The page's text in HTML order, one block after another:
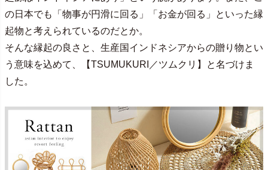
の日本でも「物事が円滑に回る」「お金が回る」といった縁
起物と考えられているのだとか。
そんな縁起の良さと、生産国インドネシアからの贈り物とい
う意味を込めて、【TSUMUKURI／ツムクリ】と名づけま
した。